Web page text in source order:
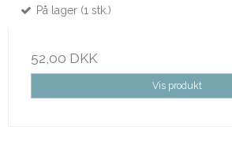
På lager (1 stk.)
52,00 DKK
Vis produkt